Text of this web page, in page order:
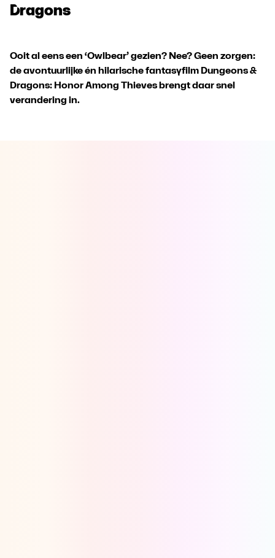
Dragons
Ooit al eens een ‘Owlbear’ gezien? Nee? Geen zorgen:
de avontuurlijke én hilarische fantasyfilm Dungeons &
Dragons: Honor Among Thieves brengt daar snel
verandering in.